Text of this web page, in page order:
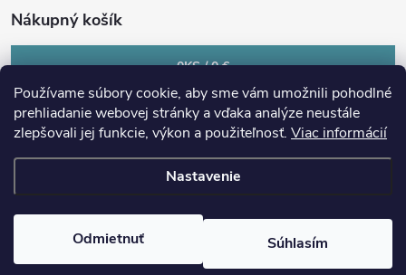
Používame súbory cookie, aby sme vám umožnili pohodlné
prehliadanie webovej stránky a vďaka analýze neustále
zlepšovali jej funkcie, výkon a použiteľnosť. Viac informácií
Nastavenie
Odmietnuť Súhlasím
Nákupný košík
0KS /0 €
cookies